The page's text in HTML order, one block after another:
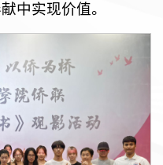
中实现价值。